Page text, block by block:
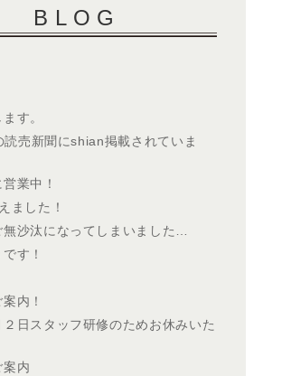
BLOG
す。
売新聞にshian掲載されていま
業中！
ました！
無沙汰になってしまいました…
す！
内！
日スタッフ研修のためお休みいた
案内